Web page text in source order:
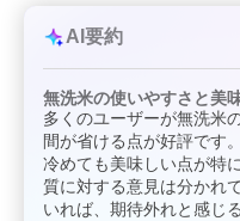
※お米は湿気に弱く、カビ
を保存の容器に入れたり、
うお願いいたします。
れてください。
気温が高くなると虫が発生
がおすすめです。
市販のお米用防虫剤等を使
※パッケージは予告なく変
さい。
AI要約
無洗米の使いやすさと美
多くのユーザーが無洗米
間が省ける点が好評です
冷めても美味しい点が特
質に対する意見は分かれ
いれば、期待外れと感じ